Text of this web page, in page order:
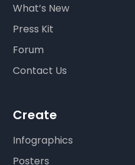
What’s New
Press Kit
Forum
Contact Us
Create
Infographics
Posters